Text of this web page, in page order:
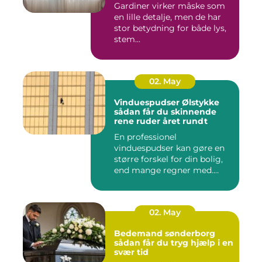
Gardiner virker måske som
en lille detalje, men de har
stor betydning for både lys,
stem...
02. May
Vinduespudser Ølstykke
sådan får du skinnende
rene ruder året rundt
En professionel
vinduespudser kan gøre en
større forskel for din bolig,
end mange regner med.
02. May
Bedemand sønderborg
sådan får du tryg hjælp i en
svær tid